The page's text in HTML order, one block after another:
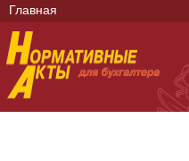
Главная